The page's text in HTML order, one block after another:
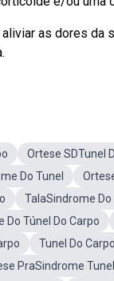
as dores da
Ortese SDTunel
Do Tunel
TalaSindrome Do
Do Túnel Do Carpo
Tunel Do
PraSindrome